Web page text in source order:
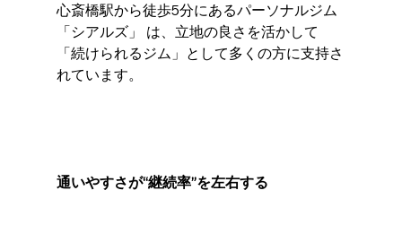
心斎橋駅から徒歩5分にあるパーソナルジム
「シアルズ」 は、立地の良さを活かして
「続けられるジム」として多くの方に支持さ
れています。
通いやすさが“継続率”を左右する